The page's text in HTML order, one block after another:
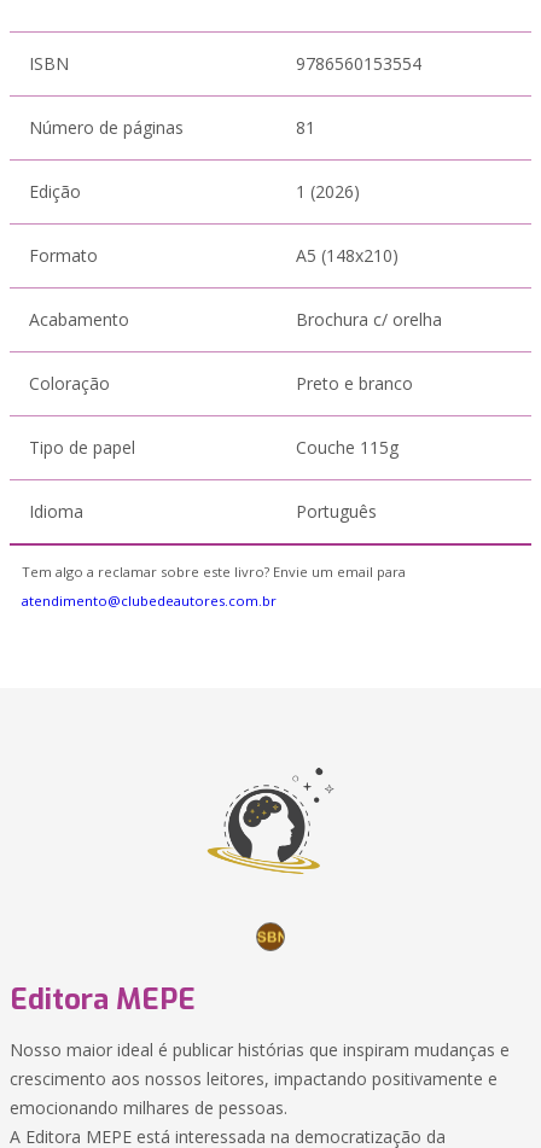
ISBN 9786560153554
Número de páginas 81
Edição 1 (2026)
Formato A5 (148x210)
Acabamento Brochura c/ orelha
Coloração Preto e branco
Tipo de papel Couche 115g
Idioma Português
Tem algo a reclamar sobre este livro? Envie um email para
atendimento@clubedeautores.com.br
Editora MEPE
Nosso maior ideal é publicar histórias que inspiram mudanças e
crescimento aos nossos leitores, impactando positivamente e
emocionando milhares de pessoas.
A Editora MEPE está interessada na democratização da